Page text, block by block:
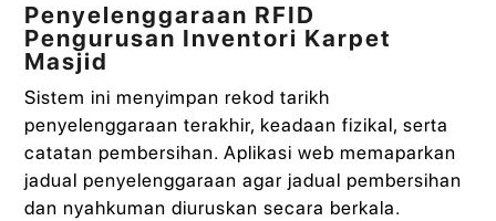
Penyelenggaraan RFID
Pengurusan Inventori Karpet
Masjid
Sistem ini menyimpan rekod tarikh
penyelenggaraan terakhir, keadaan fizikal, serta
catatan pembersihan. Aplikasi web memaparkan
jadual penyelenggaraan agar jadual pembersihan
dan nyahkuman diuruskan secara berkala.